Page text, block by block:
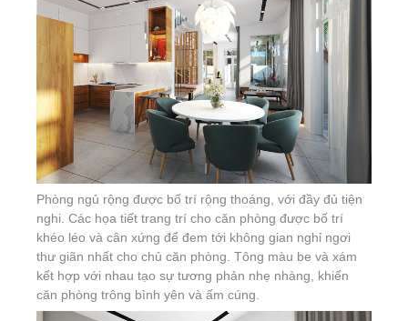
Phòng ngủ rộng được bố trí rộng thoáng, với đầy đủ tiện
nghi. Các họa tiết trang trí cho căn phòng được bố trí
khéo léo và cân xứng để đem tới không gian nghỉ ngơi
thư giãn nhất cho chủ căn phòng. Tông màu be và xám
kết hợp với nhau tạo sự tương phản nhẹ nhàng, khiến
căn phòng trông bình yên và ấm cúng.